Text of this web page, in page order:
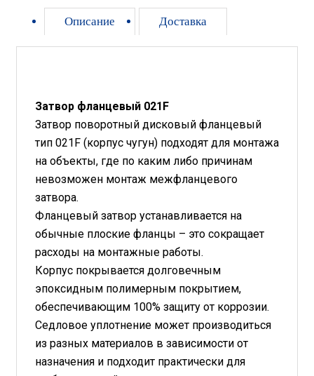
Описание Доставка
Затвор фланцевый 021F
Затвор поворотный дисковый фланцевый
тип 021F (корпус чугун) подходят для монтажа
на объекты, где по каким либо причинам
невозможен монтаж межфланцевого
затвора.
Фланцевый затвор устанавливается на
обычные плоские фланцы – это сокращает
расходы на монтажные работы.
Корпус покрывается долговечным
эпоксидным полимерным покрытием,
обеспечивающим 100% защиту от коррозии.
Седловое уплотнение может производиться
из разных материалов в зависимости от
назначения и подходит практически для